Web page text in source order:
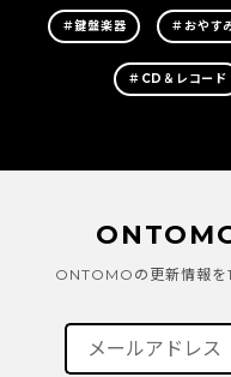
＃鍵盤楽器 ＃おやす
＃CD＆レコード
ONTOMOの更新情報を